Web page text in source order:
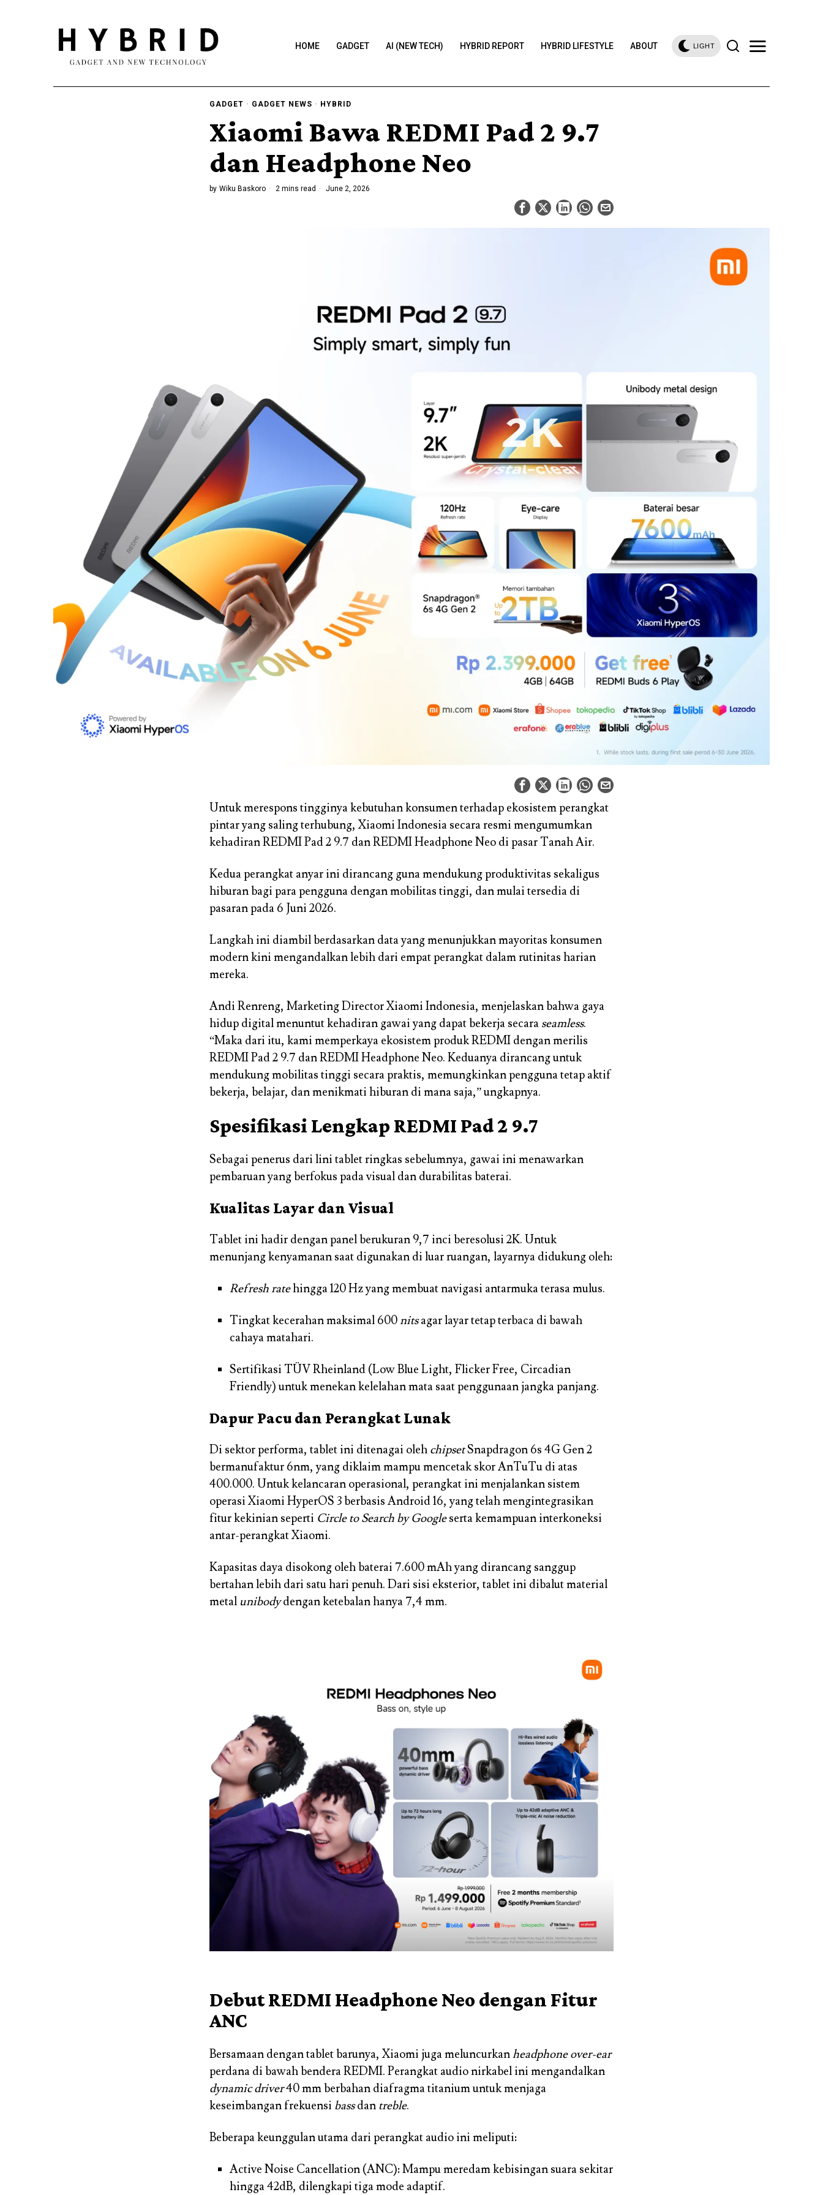
HOME GADGET AI (NEW TECH) HYBRID REPORT HYBRID LIFESTYLE ABOUT LIGHT
GADGET · GADGET NEWS · HYBRID
Xiaomi Bawa REDMI Pad 2 9.7
dan Headphone Neo
by Wiku Baskoro 2 mins read June 2, 2026
Untuk merespons tingginya kebutuhan konsumen terhadap ekosistem perangkat
pintar yang saling terhubung, Xiaomi Indonesia secara resmi mengumumkan
kehadiran REDMI Pad 2 9.7 dan REDMI Headphone Neo di pasar Tanah Air.
Kedua perangkat anyar ini dirancang guna mendukung produktivitas sekaligus
hiburan bagi para pengguna dengan mobilitas tinggi, dan mulai tersedia di
pasaran pada 6 Juni 2026.
Langkah ini diambil berdasarkan data yang menunjukkan mayoritas konsumen
modern kini mengandalkan lebih dari empat perangkat dalam rutinitas harian
mereka.
Andi Renreng, Marketing Director Xiaomi Indonesia, menjelaskan bahwa gaya
hidup digital menuntut kehadiran gawai yang dapat bekerja secara seamless.
“Maka dari itu, kami memperkaya ekosistem produk REDMI dengan merilis
REDMI Pad 2 9.7 dan REDMI Headphone Neo. Keduanya dirancang untuk
mendukung mobilitas tinggi secara praktis, memungkinkan pengguna tetap aktif
bekerja, belajar, dan menikmati hiburan di mana saja,” ungkapnya.
Spesifikasi Lengkap REDMI Pad 2 9.7
Sebagai penerus dari lini tablet ringkas sebelumnya, gawai ini menawarkan
pembaruan yang berfokus pada visual dan durabilitas baterai.
Kualitas Layar dan Visual
Tablet ini hadir dengan panel berukuran 9,7 inci beresolusi 2K. Untuk
menunjang kenyamanan saat digunakan di luar ruangan, layarnya didukung oleh:
Refresh ratehingga 120 Hz yang membuat navigasi antarmuka terasa mulus.
Tingkat kecerahan maksimal 600 nitsagar layar tetap terbaca di bawah
cahaya matahari.
Sertifikasi TÜV Rheinland (Low Blue Light, Flicker Free, Circadian
Friendly) untuk menekan kelelahan mata saat penggunaan jangka panjang.
Dapur Pacu dan Perangkat Lunak
Di sektor performa, tablet ini ditenagai oleh chipsetSnapdragon 6s 4G Gen 2
bermanufaktur 6nm, yang diklaim mampu mencetak skor AnTuTu di atas
400.000. Untuk kelancaran operasional, perangkat ini menjalankan sistem
operasi Xiaomi HyperOS 3 berbasis Android 16, yang telah mengintegrasikan
fitur kekinian seperti Circle to Search by Googleserta kemampuan interkoneksi
antar-perangkat Xiaomi.
Kapasitas daya disokong oleh baterai 7.600 mAh yang dirancang sanggup
bertahan lebih dari satu hari penuh. Dari sisi eksterior, tablet ini dibalut material
metal unibodydengan ketebalan hanya 7,4 mm.
Debut REDMI Headphone Neo dengan Fitur
ANC
Bersamaan dengan tablet barunya, Xiaomi juga meluncurkanheadphone over-ear
perdana di bawah bendera REDMI. Perangkat audio nirkabel ini mengandalkan
dynamic driver40 mm berbahan diafragma titanium untuk menjaga
keseimbangan frekuensi bassdan treble.
Beberapa keunggulan utama dari perangkat audio ini meliputi:
Active Noise Cancellation (ANC): Mampu meredam kebisingan suara sekitar
hingga 42dB, dilengkapi tiga mode adaptif.